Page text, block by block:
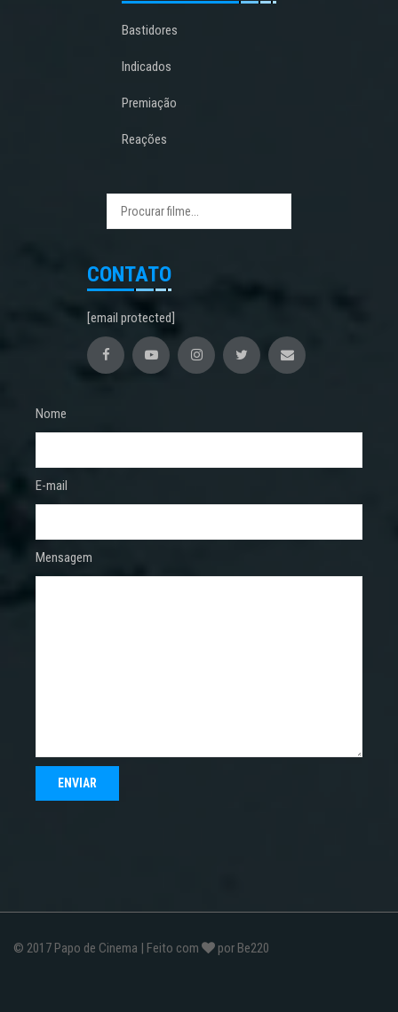
Bastidores
Indicados
Premiação
Reações
CONTATO
[email protected]
Nome
E-mail
Mensagem
© 2017 Papo de Cinema | Feito com por Be220